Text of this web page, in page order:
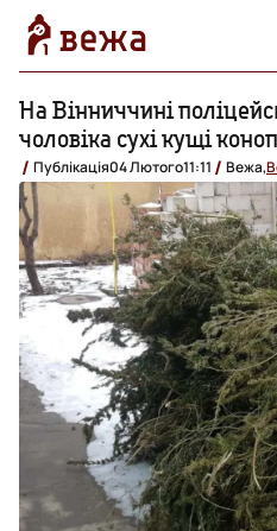
На Вінниччині
чоловіка сухі кущі
Публікація04 Лютого11:11 Вежа,